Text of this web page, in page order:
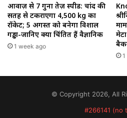
आवाज़ से 7 गुना तेज़ स्पीड: चांद की
सतह से टकराएगा 4,500 kg का
रॉकेट; 5 अगस्त को बनेगा विशाल
गड्ढा-जानिए क्यों चिंतित हैं वैज्ञानिक
1 week ago
© Copyright 2026, All
#266141 (no